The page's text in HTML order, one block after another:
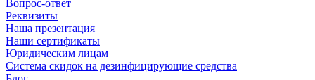
Вопрос-ответ
Реквизиты
Наша презентация
Наши сертификаты
Юридическим лицам
Система скидок на дезинфицирующие средства